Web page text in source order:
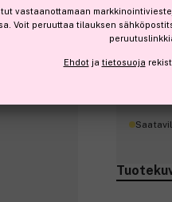
Vain 1
29,00 € /
vastaanottamaan
Voit peruuttaa tilauksen
Ehdotja tietosuoja